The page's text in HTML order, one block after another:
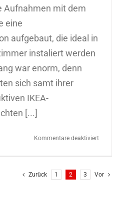
Aufnahmen mit dem
eine
aufgebaut, die ideal in
instaliert werden
war enorm, denn
sich samt ihrer
IKEA-
[...]
Kommentare deaktiviertfür
IKEA
Zurück 1 2 3 Vor